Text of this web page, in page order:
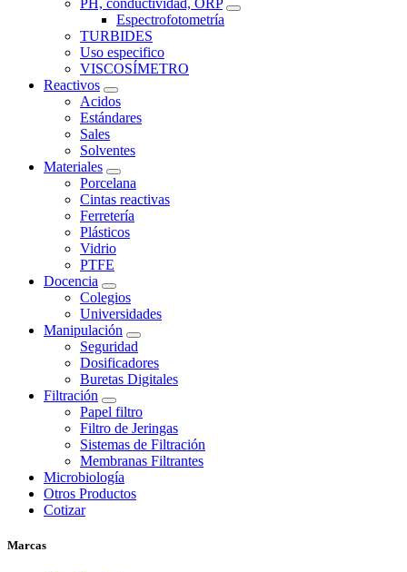
PH, conductividad, ORP
Espectrofotometría
TURBIDES
Uso especifico
VISCOSÍMETRO
Reactivos
Acidos
Estándares
Sales
Solventes
Materiales
Porcelana
Cintas reactivas
Ferretería
Plásticos
Vidrio
PTFE
Docencia
Colegios
Universidades
Manipulación
Seguridad
Dosificadores
Buretas Digitales
Filtración
Papel filtro
Filtro de Jeringas
Sistemas de Filtración
Membranas Filtrantes
Microbiología
Otros Productos
Cotizar
Marcas